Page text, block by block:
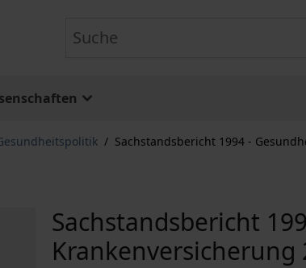
/ Sachstandsbericht 1994 -
Sachstandsbericht
Krankenversicherung